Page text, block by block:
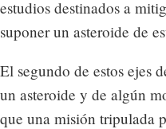
estudios destinados a
suponer un asteroide de
El segundo de estos ejes
un asteroide y de algún
que una misión tripulada